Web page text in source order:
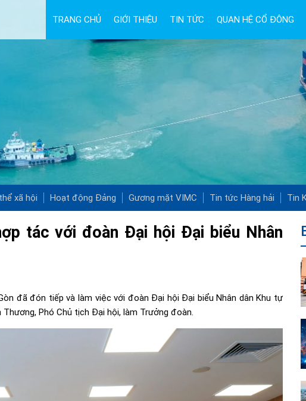
TRANG CHỦ GIỚI THIỆU TIN TỨC QUAN HỆ CỔ ĐÔNG
xã hội Hoạt động Đảng Gương mặt VIMC Tin tức Hàng hải Tin
tác với đoàn Đại hội Đại biểu Nhân
đã đón tiếp và làm việc với đoàn Đại hội Đại biểu Nhân dân Khu tự
Phó Chủ tịch Đại hội, làm Trưởng đoàn.